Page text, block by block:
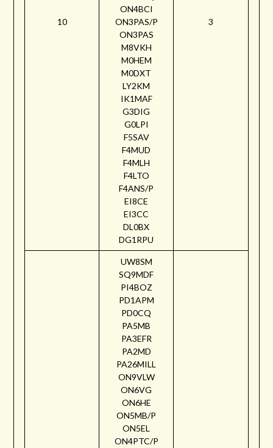
10
ON4BCI
ON3PAS/P
ON3PAS
M8VKH
M0HEM
M0DXT
LY2KM
IK1MAF
G3DIG
G0LPI
F5SAV
F4MUD
F4MLH
F4LTO
F4ANS/P
EI8CE
EI3CC
DL0BX
DG1RPU
3
UW8SM
SQ9MDF
PI4BOZ
PD1APM
PD0CQ
PA5MB
PA3EFR
PA2MD
PA26MILL
ON9VLW
ON6VG
ON6HE
ON5MB/P
ON5EL
ON4PTC/P